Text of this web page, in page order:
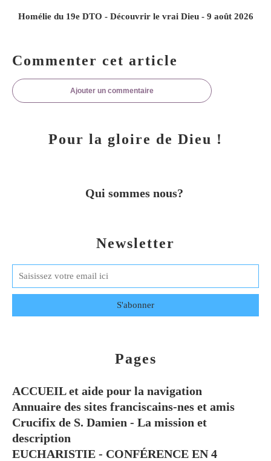
Homélie du 19e DTO - Découvrir le vrai Dieu - 9 août 2026
Commenter cet article
Ajouter un commentaire
Newsletter
Pages
ACCUEIL et aide pour la navigation
Annuaire des sites franciscains-nes et amis
Crucifix de S. Damien - La mission et
description
EUCHARISTIE - CONFÉRENCE EN 4
Pour la gloire de Dieu !
Qui sommes nous?